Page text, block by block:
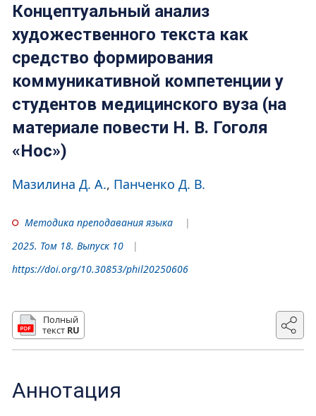
Концептуальный анализ
художественного текста как
средство формирования
коммуникативной компетенции у
студентов медицинского вуза (на
материале повести Н. В. Гоголя
«Нос»)
Мазилина Д. А. Панченко Д. В.
Методика преподавания языка
2025. Том 18. Выпуск 10
https://doi.org/10.30853/phil20250606
Полный
текст RU
Аннотация